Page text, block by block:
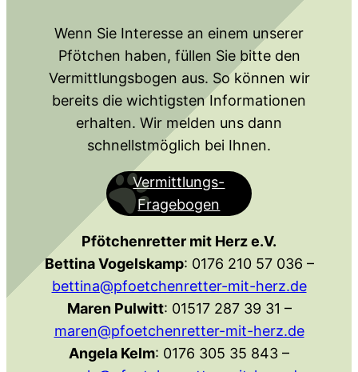
Wenn Sie Interesse an einem unserer
Pfötchen haben, füllen Sie bitte den
Vermittlungsbogen aus. So können wir
bereits die wichtigsten Informationen
erhalten. Wir melden uns dann
schnellstmöglich bei Ihnen.
Vermittlungs-
Fragebogen
Pfötchenretter mit Herz e.V.
Bettina Vogelskamp: 0176 210 57 036 –
bettina@pfoetchenretter-mit-herz.de
Maren Pulwitt: 01517 287 39 31 –
maren@pfoetchenretter-mit-herz.de
Angela Kelm: 0176 305 35 843 –